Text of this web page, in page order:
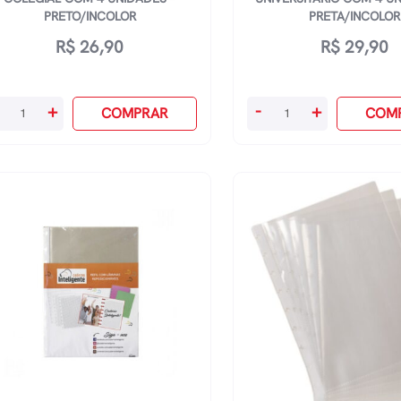
PRETO/INCOLOR
R$ 26,90
Incolor
+ COMPRAR
PRETA/INCOLOR
R$29,90
Divisória
Universitário
Com
Unidades
Preta/Incolor
quantidade
- +